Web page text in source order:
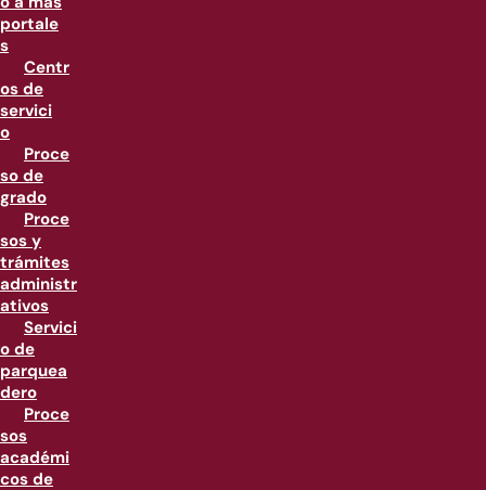
portale
s
Centr
os de
servici
o
Proce
so de
grado
Proce
sos y
trámites
administr
ativos
Servici
o de
parquea
dero
Proce
sos
académi
cos de